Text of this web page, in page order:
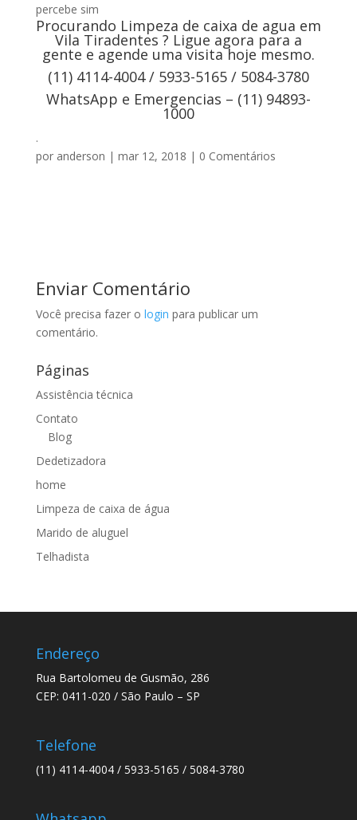
percebe sim
Procurando Limpeza de caixa de agua em
Vila Tiradentes ? Ligue agora para a
gente e agende uma visita hoje mesmo.
(11) 4114-4004 / 5933-5165 / 5084-3780
WhatsApp e Emergencias – (11) 94893-
1000
.
por anderson | mar 12, 2018 | 0 Comentários
Enviar Comentário
Você precisa fazer o login para publicar um
comentário.
Páginas
Assistência técnica
Contato
Blog
Dedetizadora
home
Limpeza de caixa de água
Marido de aluguel
Telhadista
Endereço
Rua Bartolomeu de Gusmão, 286
CEP: 0411-020 / São Paulo – SP
Telefone
(11) 4114-4004 / 5933-5165 / 5084-3780